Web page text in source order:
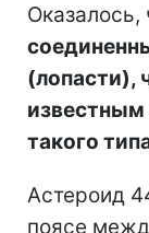
Оказалось,
(лопасти),
такого
Астероид
поясе